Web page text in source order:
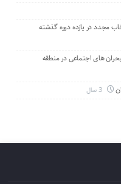
مجدد در یازده دوره گذشته
بحران های اجتماعی در منطقه
3 سال